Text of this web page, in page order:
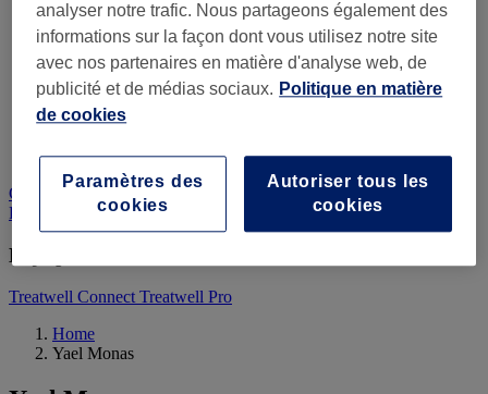
Solutions
Logiciel de gestion
Paiements
Ressources
Blog
Centre d’aide Treatwell Connect
Tarifs
Connectez-vous à Treatwell Connect
Connectez-vous à Treatwell
Pro
Commencer gratuitement
Déjà partenaire ?
Treatwell ConnectTreatwell Pro
Home
Yael Monas
analyser notre trafic. Nous partageons également des
informations sur la façon dont vous utilisez notre site
avec nos partenaires en matière d'analyse web, de
publicité et de médias sociaux. Politique en matière
de cookies
Autoriser tous les
cookies
Paramètres des
cookies